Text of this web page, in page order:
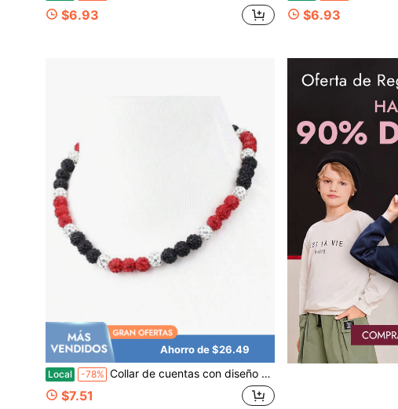
$6.93 $6.93
Ahorro de $26.49
Local -78% Collar de cuentas con diseño de béisbol, joyería deportiva inspirada en cuentas, 17 pulgadas, para mayores de 8 años
$7.51